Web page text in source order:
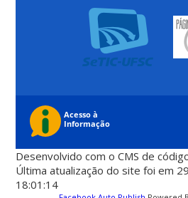
Desenvolvido com o CMS de
Última atualização do site foi em
18:01:14